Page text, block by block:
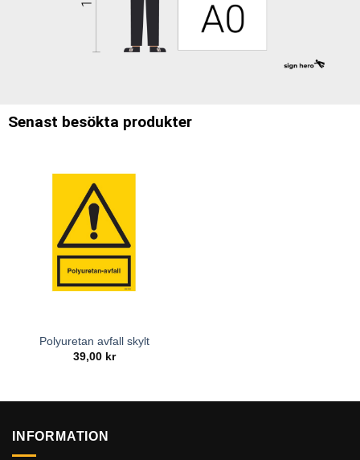
Senast besökta produkter
Polyuretan avfall skylt
39,00 kr
INFORMATION